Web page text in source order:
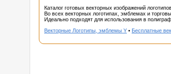
Каталог готовых векторных изображений
Во всех векторных логотипах, эмблемах и
Идеально подходят для использования в
Векторные Логотипы, эмблемы Y • Бесплатные